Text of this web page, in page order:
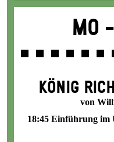
Mo -
KÖNIG
von
18:45 Einführung im